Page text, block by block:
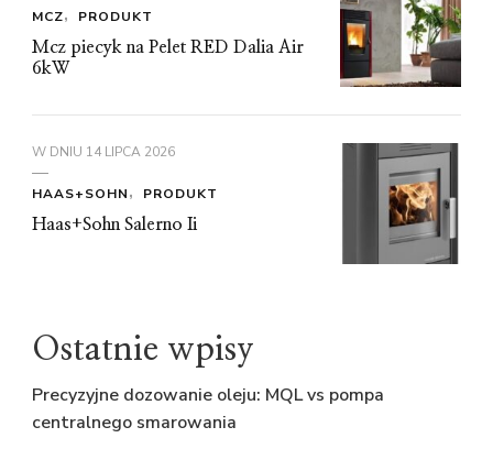
MCZ
PRODUKT
Mcz piecyk na Pelet RED Dalia Air
6kW
W DNIU 14 LIPCA 2026
HAAS+SOHN
PRODUKT
Haas+Sohn Salerno Ii
Ostatnie wpisy
Precyzyjne dozowanie oleju: MQL vs pompa
centralnego smarowania